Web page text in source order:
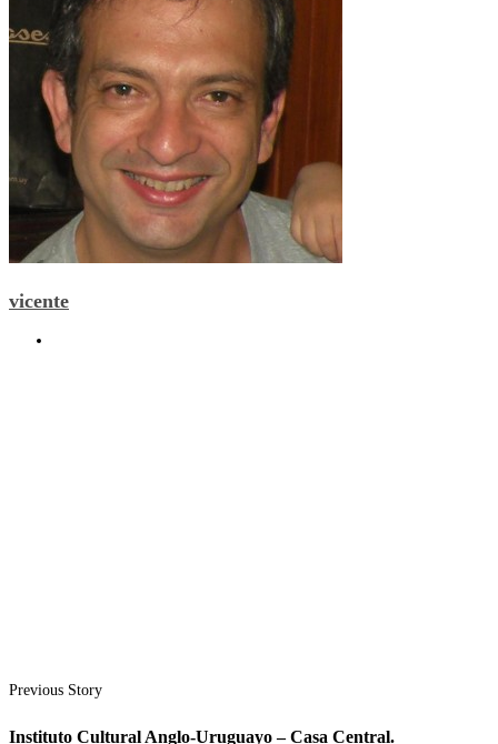
vicente
Previous Story
Instituto Cultural Anglo-Uruguayo – Casa Central.